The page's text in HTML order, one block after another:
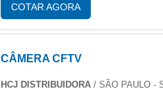
COTAR AGORA
CÂMERA CFTV
HCJ DISTRIBUIDORA / SÃO PAULO -